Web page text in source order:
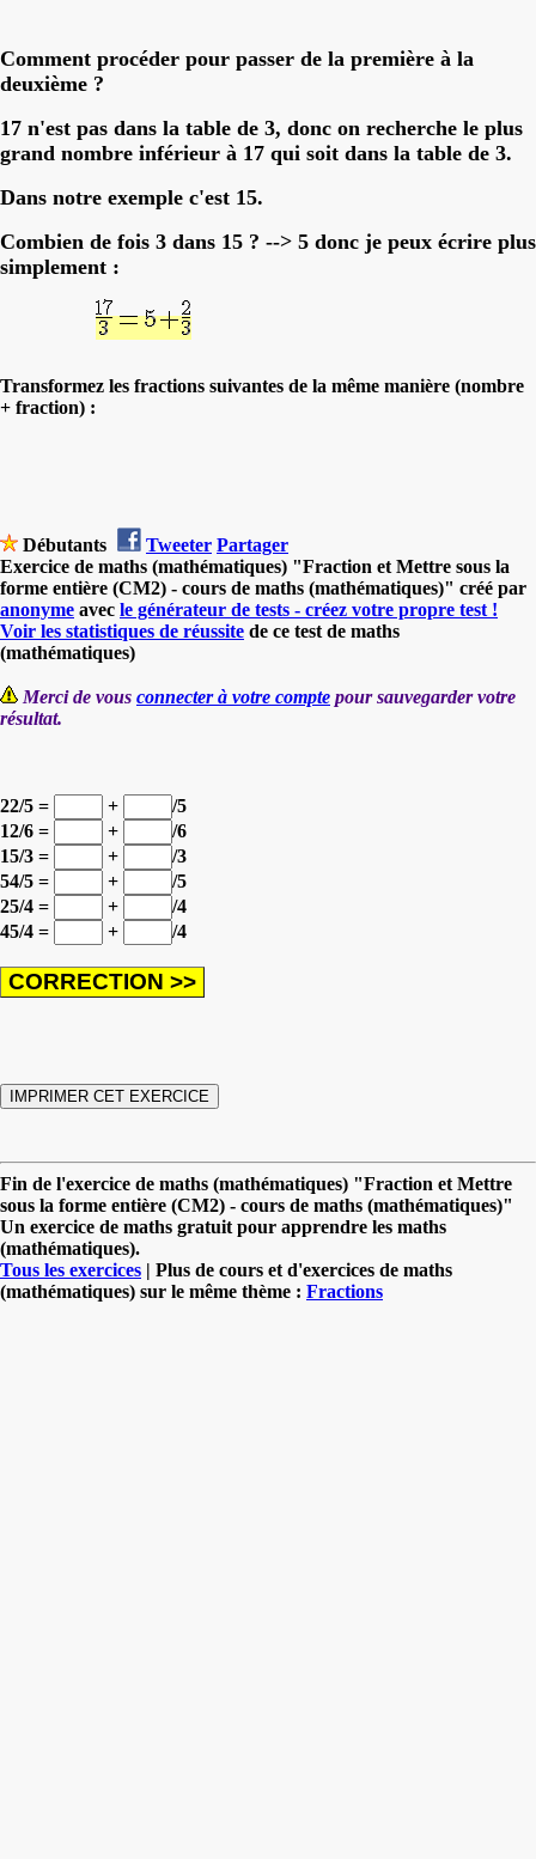
Comment procéder pour passer de la première à la
deuxième ?
17 n'est pas dans la table de 3, donc on recherche le plus
grand nombre inférieur à 17 qui soit dans la table de 3.
Dans notre exemple c'est 15.
Combien de fois 3 dans 15 ? --> 5 donc je peux écrire plus
simplement :
Transformez les fractions suivantes de la même manière (nombre
+ fraction) :
Débutants Tweeter Partager
Exercice de maths (mathématiques) "Fraction et Mettre sous la
forme entière (CM2) - cours de maths (mathématiques)" créé par
anonyme avec le générateur de tests - créez votre propre test !
Voir les statistiques de réussite de ce test de maths
(mathématiques)
Merci de vous connecter à votre compte pour sauvegarder votre
résultat.
22/5 = +
/5
12/6 =
+
/6
15/3 =
+
/3
54/5 =
+
/5
25/4 =
+
/4
45/4 =
+ /4
Fin de l'exercice de maths (mathématiques) "Fraction et Mettre
sous la forme entière (CM2) - cours de maths (mathématiques)"
Un exercice de maths gratuit pour apprendre les maths
(mathématiques).
Tous les exercices | Plus de cours et d'exercices de maths
(mathématiques) sur le même thème : Fractions